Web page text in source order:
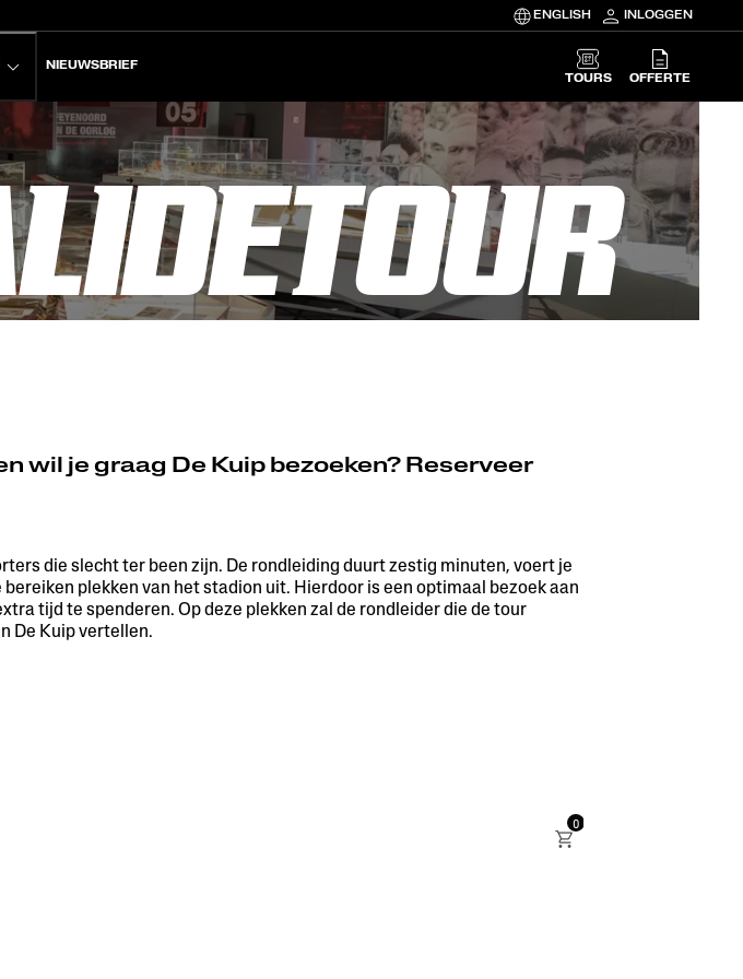
ENGLISH INLOGGEN
NIEUWSBRIEF
TOURS
OFFERTE
wil je graag De Kuip bezoeken? Reserveer
die slecht ter been zijn. De rondleiding duurt zestig minuten, voert je
plekken van het stadion uit. Hierdoor is een optimaal bezoek aan
tijd te spenderen. Op deze plekken zal de rondleider die de tour
De Kuip vertellen.